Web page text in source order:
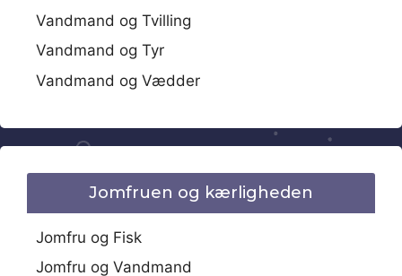
Vandmand og Tvilling
Vandmand og Tyr
Vandmand og Vædder
Jomfruen og kærligheden
Jomfru og Fisk
Jomfru og Vandmand